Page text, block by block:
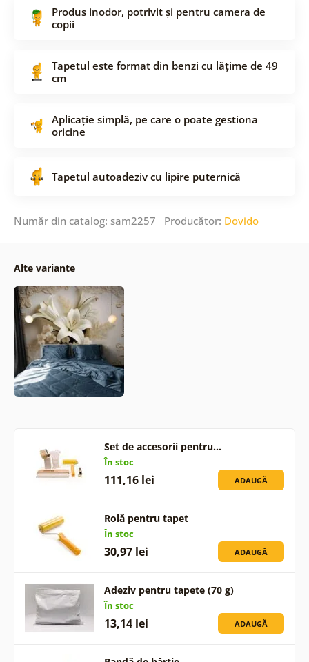
Produs inodor, potrivit și pentru camera de
copii
Tapetul este format din benzi cu lățime de 49
cm
Aplicație simplă, pe care o poate gestiona
oricine
Tapetul autoadeziv cu lipire puternică
Număr din catalog: sam2257 Producător: Dovido
Alte variante
Set de accesorii pentru…
În stoc
111,16 lei ADAUGĂ
Rolă pentru tapet
În stoc
30,97 lei ADAUGĂ
Adeziv pentru tapete (70 g)
În stoc
13,14 lei ADAUGĂ